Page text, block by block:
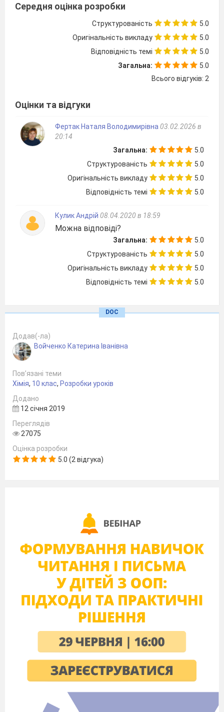
4.Дотримуйтесь правил безпеки при роботі з
лугом, обережно нагрівайте пробірку, що
5. Після закінчення роботи приберіть робоче
знаходяться тверді речовини: сахароза,
глюкоза та крохмаль. Складіть план
експерименту та здійсніть реакції для
розпізнавання цих речовин.
№п/
п
Дослідження
Спостереження,
рівняння реакцій
3
4
етанол → етаналь → оцтова кислота →
натрій ацетат
№п/
Дослідження
Спостереження,
рівняння реакцій
Середня оцінка розробки
Структурованість
5.0
Оригінальність викладу
5.0
Відповідність темі
5.0
Загальна:
5.0
Всього відгуків: 2
Оцінки та відгуки
Фертак Наталя Володимирівна 03.02.2026 в
20:14
Загальна:
5.0
Структурованість
5.0
Оригінальність викладу
5.0
Відповідність темі
5.0
Кулик Андрій 08.04.2020 в 18:59
Можна відповіді?
Загальна:
5.0
Структурованість
5.0
Оригінальність викладу
5.0
Відповідність темі
5.0
DOC
Додав(-ла)
Войченко Катерина Іванівна
Пов’язані теми
Хімія, 10 клас, Розробки уроків
Додано
12 січня 2019
Переглядів
27075
Оцінка розробки
5.0 (2 відгука)